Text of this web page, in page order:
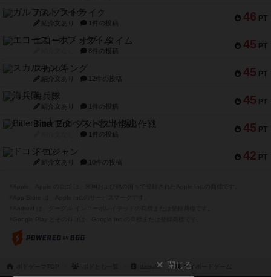
46 PT
ガルフストライク
紹介文あり 1件の投稿
45 PT
エコーズ・オブ・タイム
8件の投稿
45 PT
スカルキング
紹介文あり 12件の投稿
45 PT
海兵隊
紹介文あり 1件の投稿
45 PT
Bitter End ブタペスト救出作戦
1件の投稿
42 PT
ドコジャン
紹介文あり 10件の投稿
daisuke マイボードゲーム
閉じる